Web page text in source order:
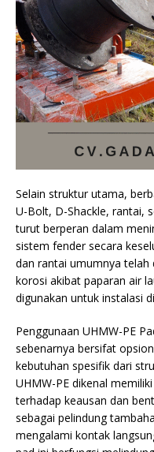
Selain struktur utama,
U-Bolt, D-Shackle, rantai,
turut berperan dalam
sistem fender secara
dan rantai umumnya telah
korosi akibat paparan air
digunakan untuk instalasi
Penggunaan UHMW-PE
sebenarnya bersifat
kebutuhan spesifik dari
UHMW-PE dikenal
terhadap keausan dan
sebagai pelindung
mengalami kontak